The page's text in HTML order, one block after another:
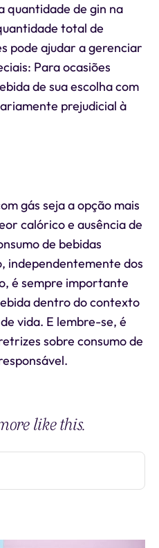
quantidade de gin na
total de
pode ajudar a gerenciar
Para ocasiões
de sua escolha com
prejudicial à
gás seja a opção mais
calórico e ausência de
de bebidas
independentemente dos
é sempre importante
dentro do contexto
vida. E lembre-se, é
sobre consumo de
like this.